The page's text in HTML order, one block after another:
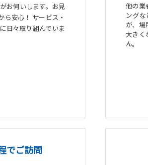
お伺いします。お見
安心！ サービス・
日々取り組んでいま
他の業
ング
が、場
大きく
ん。
でご訪問